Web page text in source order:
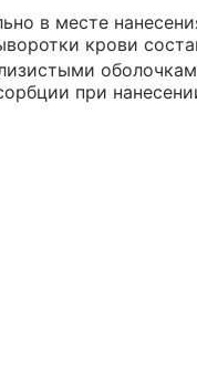
в месте
крови
при